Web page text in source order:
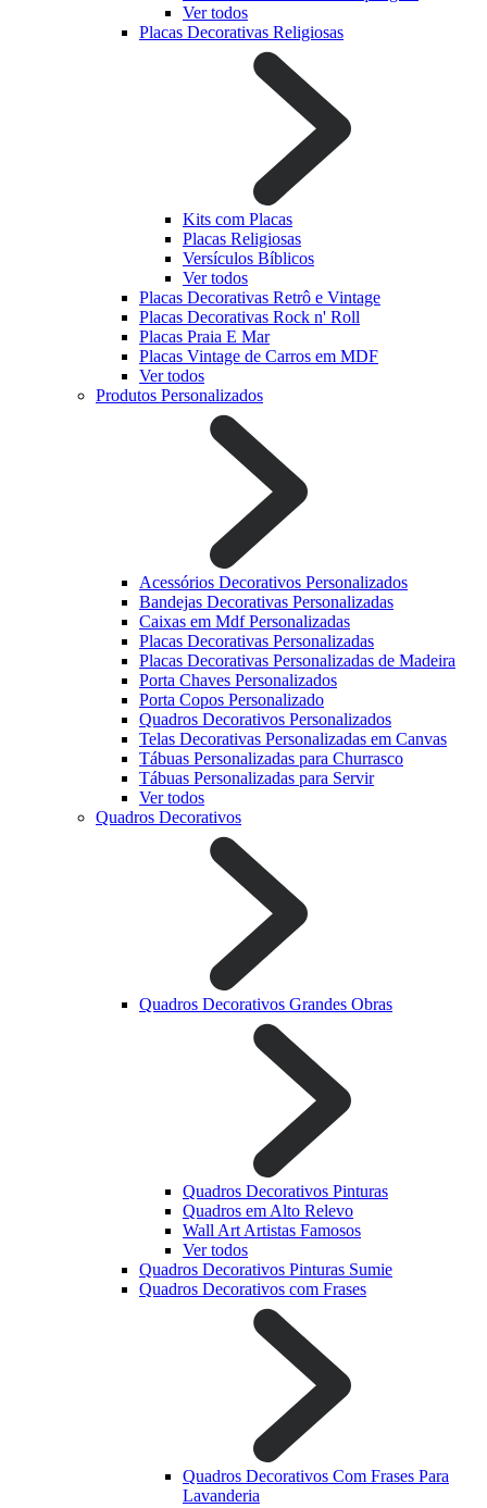
Ver todos
Placas Decorativas Religiosas
Kits com Placas
Placas Religiosas
Versículos Bíblicos
Ver todos
Placas Decorativas Retrô e Vintage
Placas Decorativas Rock n' Roll
Placas Praia E Mar
Placas Vintage de Carros em MDF
Ver todos
Produtos Personalizados
Acessórios Decorativos Personalizados
Bandejas Decorativas Personalizadas
Caixas em Mdf Personalizadas
Placas Decorativas Personalizadas
Placas Decorativas Personalizadas de Madeira
Porta Chaves Personalizados
Porta Copos Personalizado
Quadros Decorativos Personalizados
Telas Decorativas Personalizadas em Canvas
Tábuas Personalizadas para Churrasco
Tábuas Personalizadas para Servir
Ver todos
Quadros Decorativos
Quadros Decorativos Grandes Obras
Quadros Decorativos Pinturas
Quadros em Alto Relevo
Wall Art Artistas Famosos
Ver todos
Quadros Decorativos Pinturas Sumie
Quadros Decorativos com Frases
Quadros Decorativos Com Frases Para
Lavanderia